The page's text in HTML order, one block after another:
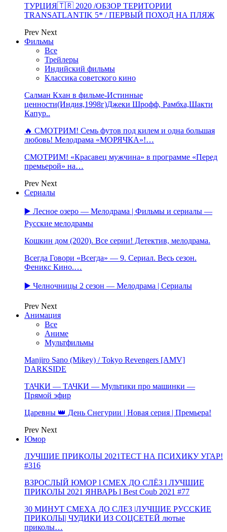
ТУРЦИЯ🇹🇷 2020 /ОБЗОР ТЕРИТОРИИ
TRANSATLANTIK 5* / ПЕРВЫЙ ПОХОД НА ПЛЯЖ
Prev Next
Фильмы
Все
Трейлеры
Индийский фильмы
Классика советского кино
Салман Кхан в фильме-Истинные
ценности(Индия,1998г)Джеки Шрофф, Рамбха,Шакти
Капур..
🔥 СМОТРИМ! Семь футов под килем и одна большая
любовь! Мелодрама «МОРЯЧКА»!…
СМОТРИМ! «Красавец мужчина» в программе «Перед
премьерой» на…
Prev Next
Сериалы
▶️ Лесное озеро — Мелодрама | Фильмы и сериалы —
Русские мелодрамы
Кошкин дом (2020). Все серии! Детектив, мелодрама.
Всегда Говори «Всегда» — 9. Сериал. Весь сезон.
Феникс Кино.…
▶️ Челночницы 2 сезон — Мелодрама | Сериалы
Prev Next
Анимация
Все
Аниме
Мультфильмы
Manjiro Sano (Mikey) / Tokyo Revengers [AMV]
DARKSIDE
ТАЧКИ — ТАЧКИ — Мультики про машинки —
Прямой эфир
Царевны 👑 День Снегурии | Новая серия | Премьера!
Prev Next
Юмор
ЛУЧШИЕ ПРИКОЛЫ 2021ТЕСТ НА ПСИХИКУ УГАР!
#316
ВЗРОСЛЫЙ ЮМОР l СМЕХ ДО СЛЁЗ l ЛУЧШИЕ
ПРИКОЛЫ 2021 ЯНВАРЬ l Best Coub 2021 #77
30 МИНУТ СМЕХА ДО СЛЕЗ |ЛУЧШИЕ РУССКИЕ
ПРИКОЛЫ| ЧУДИКИ ИЗ СОЦСЕТЕЙ лютые
приколы…